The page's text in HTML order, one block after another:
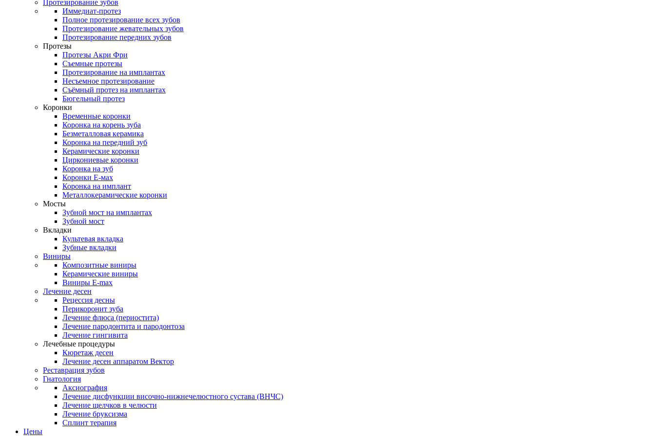
Протезирование зубов
Иммедиат-протез
Полное протезирование всех зубов
Протезирование жевательных зубов
Протезирование передних зубов
Протезы
Протезы Акри Фри
Съемные протезы
Протезирование на имплантах
Несъемное протезирование
Съёмный протез на имплантах
Бюгельный протез
Коронки
Временные коронки
Коронка на корень зуба
Безметалловая керамика
Коронка на передний зуб
Керамические коронки
Циркониевые коронки
Коронка на зуб
Коронки Е-мах
Коронка на имплант
Металлокерамические коронки
Мосты
Зубной мост на имплантах
Зубной мост
Вкладки
Культевая вкладка
Зубные вкладки
Виниры
Композитные виниры
Керамические виниры
Виниры E-max
Лечение десен
Рецессия десны
Перикоронит зуба
Лечение флюса (периостита)
Лечение пародонтита и пародонтоза
Лечение гингивита
Лечебные процедуры
Кюретаж десен
Лечение десен аппаратом Вектор
Реставрация зубов
Гнатология
Аксиография
Лечение дисфункции височно-нижнечелюстного сустава (ВНЧС)
Лечение щелчков в челюсти
Лечение бруксизма
Сплинт терапия
Цены